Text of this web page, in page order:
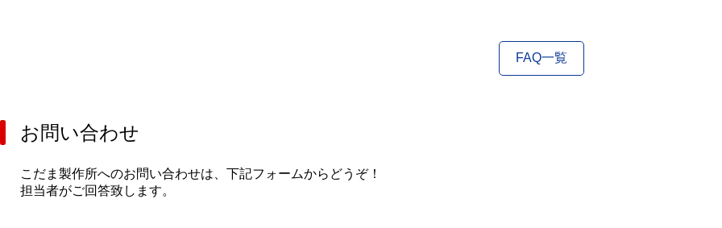
FAQ一覧
お問い合わせ
こだま製作所へのお問い合わせは、下記フォームからどうぞ！
担当者がご回答致します。